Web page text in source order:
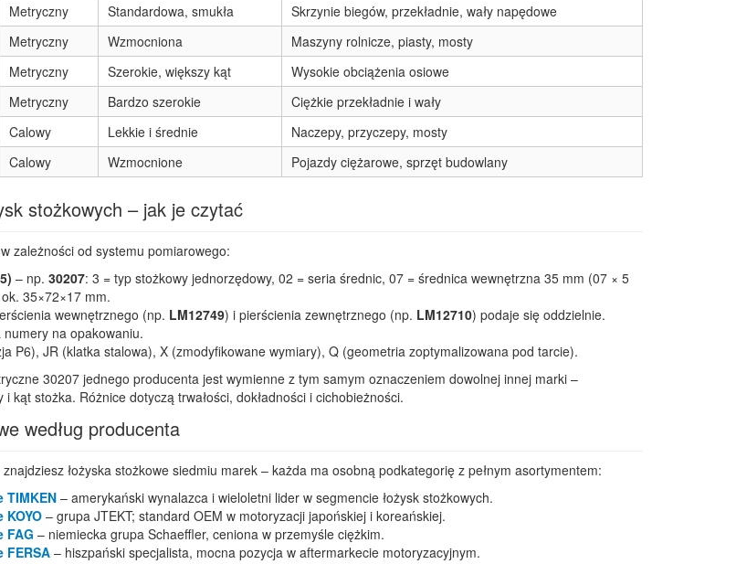
Metryczny Standardowa, smukła
Skrzynie biegów, przekładnie, wały napędowe
Metryczny Wzmocniona
Maszyny rolnicze, piasty, mosty
Metryczny Szerokie, większy kąt
Wysokie obciążenia osiowe
Metryczny Bardzo szerokie
Ciężkie przekładnie i wały
Calowy Lekkie i średnie
Naczepy, przyczepy, mosty
Calowy Wzmocnione Pojazdy ciężarowe, sprzęt budowlany
stożkowych – jak je czytać
zależności od systemu pomiarowego:
– np. 30207: 3 = typ stożkowy jednorzędowy, 02 = seria średnic, 07 = średnica wewnętrzna 35 mm (07 × 5
35×72×17 mm.
wewnętrznego (np. LM12749) i pierścienia zewnętrznego (np. LM12710) podaje się oddzielnie.
na opakowaniu.
P6), JR (klatka stalowa), X (zmodyfikowane wymiary), Q (geometria zoptymalizowana pod tarcie).
30207 jednego producenta jest wymienne z tym samym oznaczeniem dowolnej innej marki –
kąt stożka. Różnice dotyczą trwałości, dokładności i cichobieżności.
według producenta
łożyska stożkowe siedmiu marek – każda ma osobną podkategorię z pełnym asortymentem:
– amerykański wynalazca i wieloletni lider w segmencie łożysk stożkowych.
– grupa JTEKT; standard OEM w motoryzacji japońskiej i koreańskiej.
FAG – niemiecka grupa Schaeffler, ceniona w przemyśle ciężkim.
– hiszpański specjalista, mocna pozycja w aftermarkecie motoryzacyjnym.